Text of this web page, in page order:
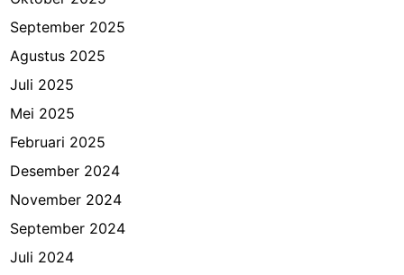
September 2025
Agustus 2025
Juli 2025
Mei 2025
Februari 2025
Desember 2024
November 2024
September 2024
Juli 2024